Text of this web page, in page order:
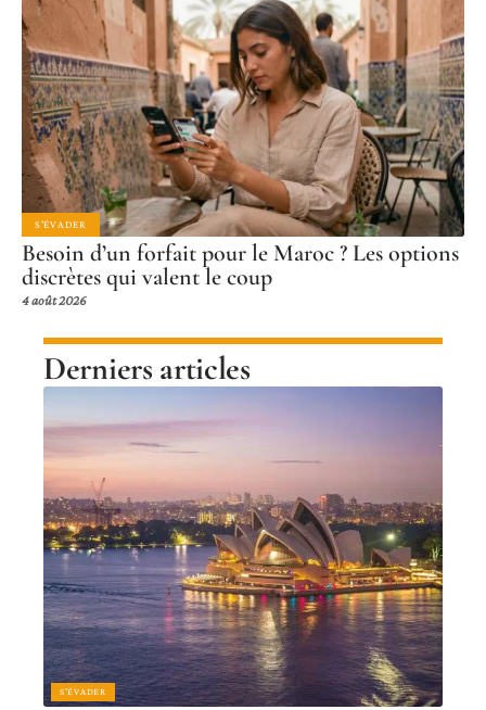
S'ÉVADER
Besoin d’un forfait pour le Maroc ? Les options
discrètes qui valent le coup
4 août 2026
Derniers articles
S'ÉVADER